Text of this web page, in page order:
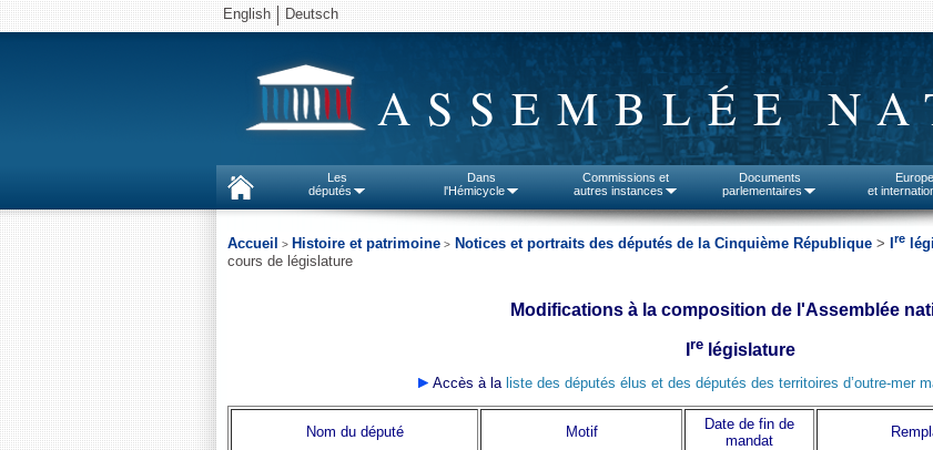
English Deutsch
ASSEMBLÉE
Les
députés
Dans
l'Hémicycle
Commissions et
autres instances
Documents
parlementaires
Europe
et
Accueil > Histoire et patrimoine > Notices et portraits des députés de la Cinquième République > re
cours de législature
Modifications à la composition de l'Assemblée
relégislature
Accès à la liste des députés élus et des députés des territoires d’outre-mer
Nom du député Motif
Date de fin de
mandat